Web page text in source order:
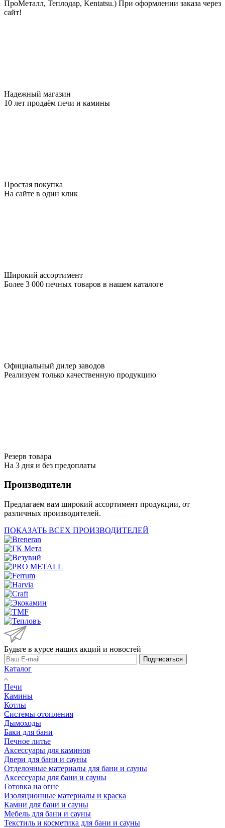
ПроМеталл, Теплодар, Kentatsu.) При оформлении заказа через
сайт!
Надежный магазин
10 лет продаём печи и камины
Простая покупка
На сайте в один клик
Широкий ассортимент
Более 3 000 печных товаров в нашем каталоге
Официальный дилер заводов
Реализуем только качественную продукцию
Резерв товара
На 3 дня и без предоплаты
Производители
Предлагаем вам широкий ассортимент продукции, от
различных производителей.
ПОКАЗАТЬ ВСЕХ ПРОИЗВОДИТЕЛЕЙ
Будьте в курсе наших акций и новостей
Подписаться
Каталог
Печи
Камины
Котлы
Системы отопления
Дымоходы
Баки для бани
Печное литье
Аксессуары для каминов
Двери для бани и сауны
Отделочные материалы для бани и сауны
Аксессуары для бани и сауны
Готовка на огне
Изоляционные материалы и краска
Камни для бани и сауны
Мебель для бани и сауны
Текстиль и косметика для бани и сауны